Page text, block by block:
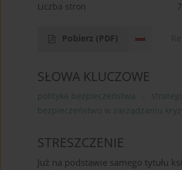
Liczba stron
Pobierz (PDF)
SŁOWA KLUCZOWE
polityka bezpieczeństwa
bezpieczeństwo w zarządzaniu
STRESZCZENIE
Już na podstawie samego tytułu